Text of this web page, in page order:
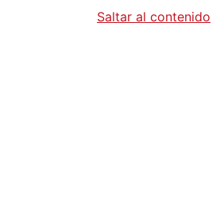
Saltar al contenido